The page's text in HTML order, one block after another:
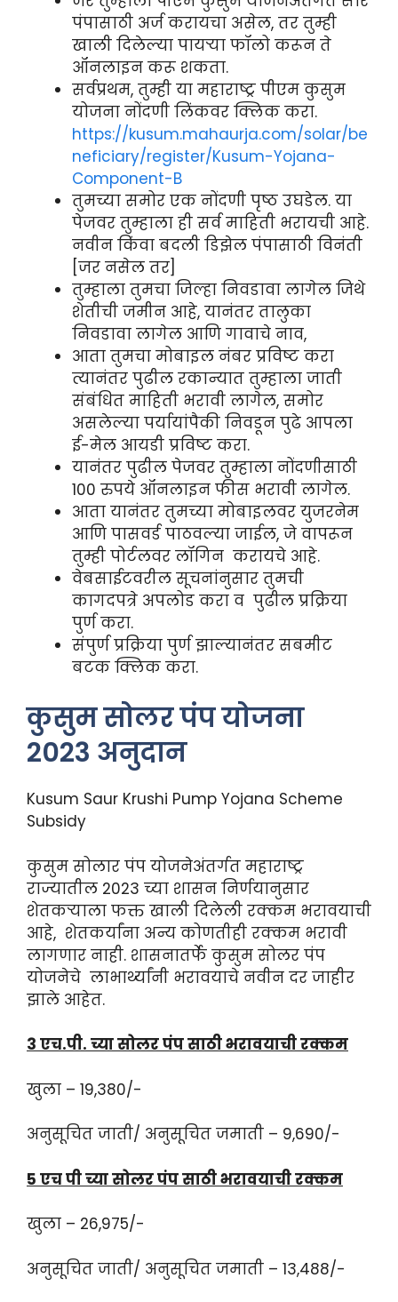
पंपासाठी अर्ज करायचा असेल, तर तुम्ही
खाली दिलेल्या पायऱ्या फॉलो करून ते
ऑनलाइन करू शकता.
सर्वप्रथम, तुम्ही या महाराष्ट्र पीएम कुसुम
योजना नोंदणी लिंकवर क्लिक करा.
https://kusum.mahaurja.com/solar/be
neficiary/register/Kusum-Yojana-
Component-B
तुमच्या समोर एक नोंदणी पृष्ठ उघडेल. या
पेजवर तुम्हाला ही सर्व माहिती भरायची आहे.
नवीन किंवा बदली डिझेल पंपासाठी विनंती
[जर नसेल तर]
तुम्हाला तुमचा जिल्हा निवडावा लागेल जिथे
शेतीची जमीन आहे, यानंतर तालुका
निवडावा लागेल आणि गावाचे नाव,
आता तुमचा मोबाइल नंबर प्रविष्ट करा
त्यानंतर पुढील रकान्यात तुम्हाला जाती
संबंधित माहिती भरावी लागेल, समोर
असलेल्या पर्यायांपैकी निवडून पुढे आपला
ई-मेल आयडी प्रविष्ट करा.
यानंतर पुढील पेजवर तुम्हाला नोंदणीसाठी
100 रुपये ऑनलाइन फीस भरावी लागेल.
आता यानंतर तुमच्या मोबाइलवर युजरनेम
आणि पासवर्ड पाठवल्या जाईल, जे वापरून
तुम्ही पोर्टलवर लॉगिन करायचे आहे.
वेबसाईटवरील सूचनांनुसार तुमची
कागदपत्रे अपलोड करा व पुढील प्रक्रिया
पुर्ण करा.
संपुर्ण प्रक्रिया पुर्ण झाल्यानंतर सबमीट
बटक क्लिक करा.
कुसुम सोलर पंप योजना
2023 अनुदान
Kusum Saur Krushi Pump Yojana Scheme
Subsidy
कुसुम सोलार पंप योजनेअंतर्गत महाराष्ट्र
राज्यातील 2023 च्या शासन निर्णयानुसार
शेतकऱ्याला फक्त खाली दिलेली रक्कम भरावयाची
आहे, शेतकर्यांना अन्य कोणतीही रक्कम भरावी
लागणार नाही. शासनातर्फे कुसुम सोलर पंप
योजनेचे लाभार्थ्यांनी भरावयाचे नवीन दर जाहीर
झाले आहेत.
3 एच.पी. च्या सोलर पंप साठी भरावयाची रक्कम
खुला – 19,380/-
अनुसूचित जाती/ अनुसूचित जमाती – 9,690/-
5 एच पी च्या सोलर पंप साठी भरावयाची रक्कम
खुला – 26,975/-
अनुसूचित जाती/ अनुसूचित जमाती – 13,488/-